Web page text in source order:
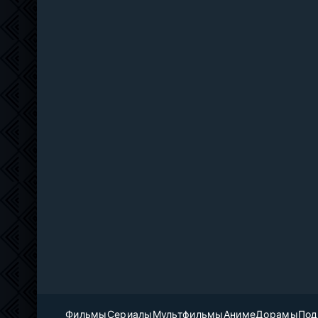
ФильмыСериалыМультфильмыАнимеДорамы